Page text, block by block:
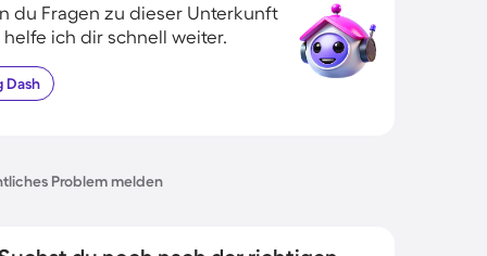
du Fragen zu dieser Unterkunft
helfe ich dir schnell weiter.
Dash
Problem melden